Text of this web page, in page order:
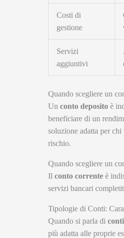
Costi di
gestione
Servizi
aggiuntivi
Quando scegliere un
Un conto deposito è
beneficiare di un
soluzione adatta per chi
rischio.
Quando scegliere un
Il conto corrente è
servizi bancari
Tipologie di Conti:
Quando si parla di
più adatta alle proprie